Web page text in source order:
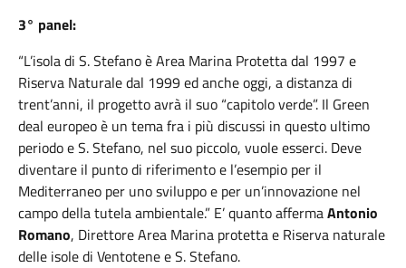
3° panel:
“L’isola di S. Stefano è Area Marina Protetta dal 1997 e
Riserva Naturale dal 1999 ed anche oggi, a distanza di
trent’anni, il progetto avrà il suo “capitolo verde”. Il Green
deal europeo è un tema fra i più discussi in questo ultimo
periodo e S. Stefano, nel suo piccolo, vuole esserci. Deve
diventare il punto di riferimento e l’esempio per il
Mediterraneo per uno sviluppo e per un’innovazione nel
campo della tutela ambientale.” E’ quanto affermaAntonio
Romano, Direttore Area Marina protetta e Riserva naturale
delle isole di Ventotene e S. Stefano.